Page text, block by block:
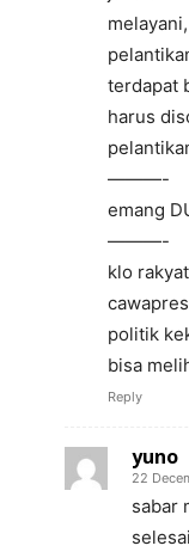
terdapat
harus
———-
emang
———-
klo
politik
bisa
Reply
yuno
22
sabar